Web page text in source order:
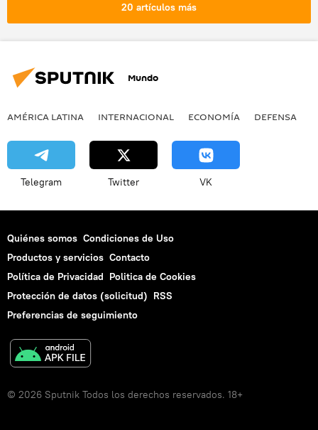
20 artículos más
Mundo
AMÉRICA LATINA INTERNACIONAL ECONOMÍA DEFENSA
Telegram Twitter VK
Quiénes somos Condiciones de Uso
Productos y servicios Contacto
Política de Privacidad Politica de Cookies
Protección de datos (solicitud) RSS
Preferencias de seguimiento
© 2026 Sputnik Todos los derechos reservados. 18+